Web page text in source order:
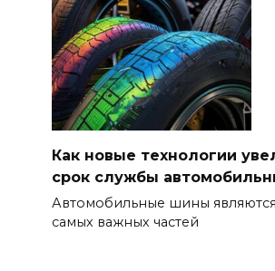
Как новые технологии
срок службы
Автомобильные шины
самых важных частей